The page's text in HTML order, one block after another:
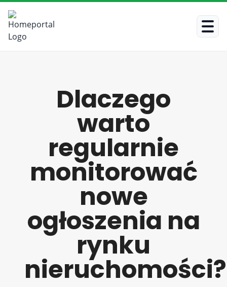
Dlaczego
warto
regularnie
monitorować
nowe
ogłoszenia na
rynku
nieruchomości?